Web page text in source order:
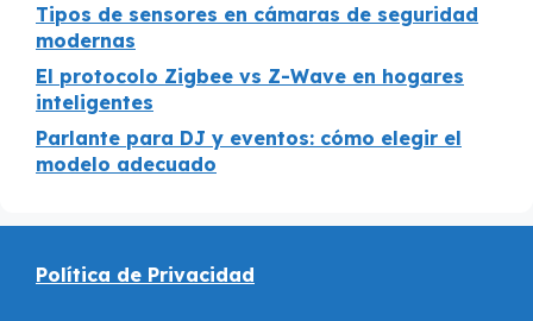
Tipos de sensores en cámaras de seguridad
modernas
El protocolo Zigbee vs Z-Wave en hogares
inteligentes
Parlante para DJ y eventos: cómo elegir el
modelo adecuado
Política de Privacidad